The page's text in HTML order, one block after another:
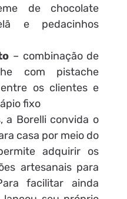
de chocolate
e pedacinhos
– combinação de
com pistache
os clientes e
fixo
a Borelli convida o
casa por meio do
adquirir os
artesanais para
facilitar ainda